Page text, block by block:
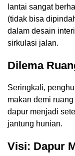
lantai sangat
(tidak bisa
dalam desain
sirkulasi jalan.
Dilema
Seringkali,
makan demi
dapur menjadi
jantung hunian.
Visi: Dapur